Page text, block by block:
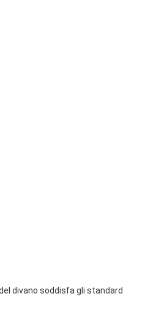
divano soddisfa gli standard